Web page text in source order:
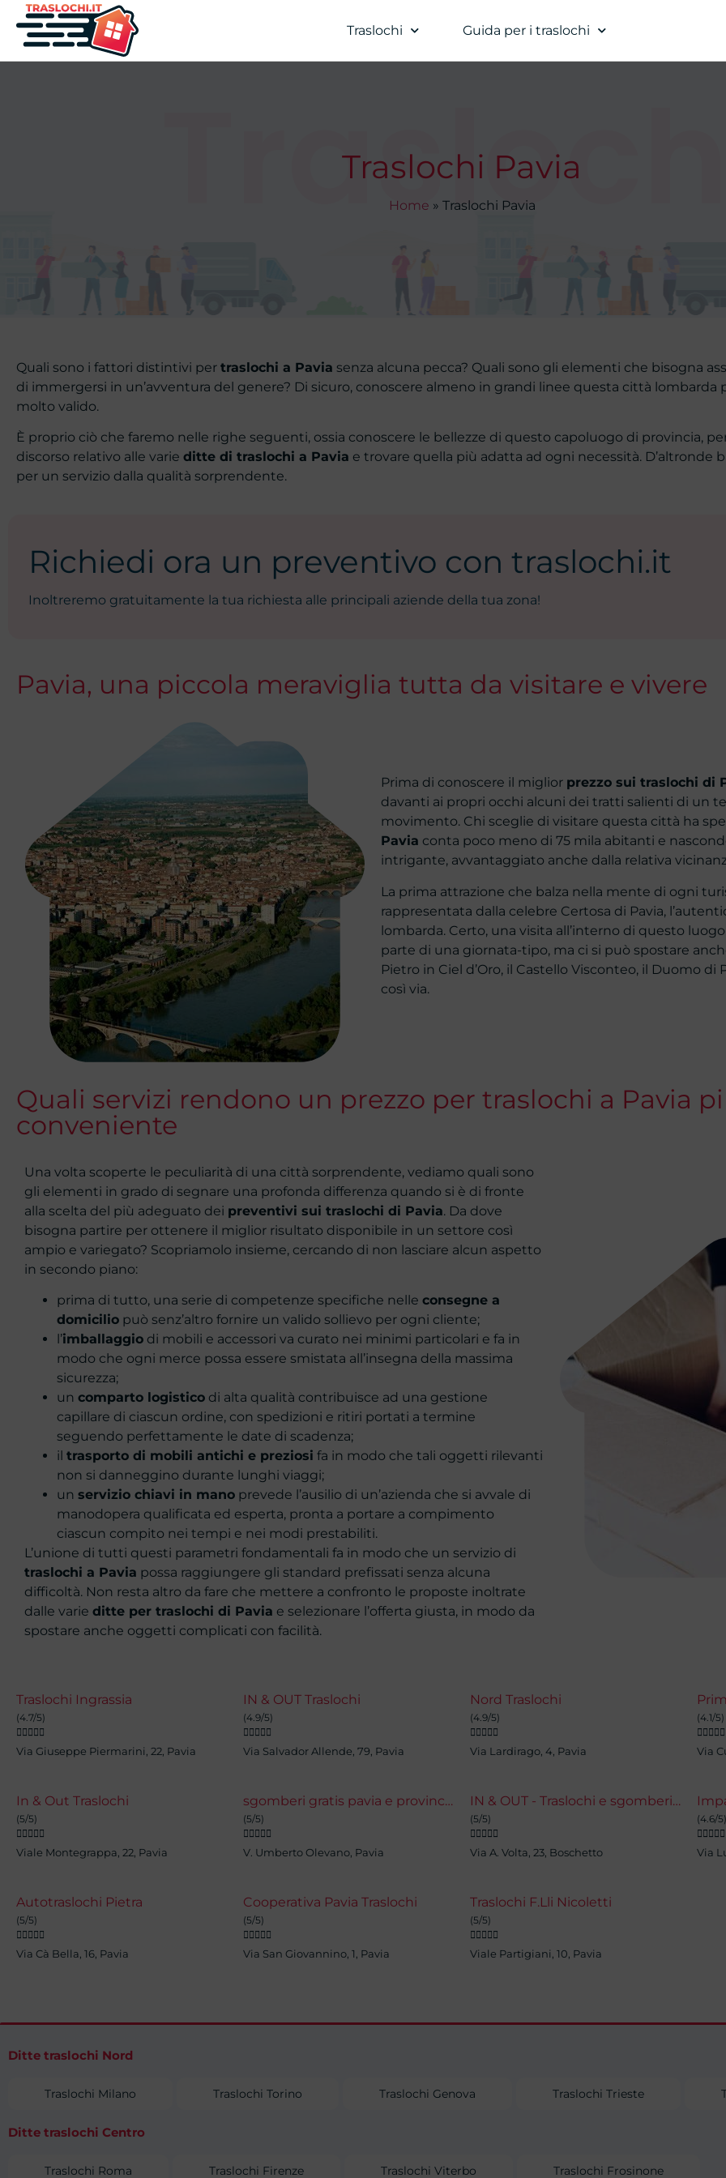
Traslochi Guida per i traslochi
Traslochi Pavia
Home » Traslochi Pavia
Quali sono i fattori distintivi per traslochi a Pavia senza alcuna pecca? Quali sono gli elementi che bisogna
di immergersi in un’avventura del genere? Di sicuro, conoscere almeno in grandi linee questa città
molto valido.
È proprio ciò che faremo nelle righe seguenti, ossia conoscere le bellezze di questo capoluogo di provincia,
discorso relativo alle varie ditte di traslochi a Pavia e trovare quella più adatta ad ogni necessità. D’altronde
per un servizio dalla qualità sorprendente.
Richiedi ora un preventivo con traslochi.it
Inoltreremo gratuitamente la tua richiesta alle principali aziende della tua zona!
Pavia, una piccola meraviglia tutta da visitare e vivere
Prima di conoscere il miglior prezzo sui traslochi di
davanti ai propri occhi alcuni dei tratti salienti di un
movimento. Chi sceglie di visitare questa città ha
Pavia conta poco meno di 75 mila abitanti e
intrigante, avvantaggiato anche dalla relativa
La prima attrazione che balza nella mente di ogni
rappresentata dalla celebre Certosa di Pavia,
lombarda. Certo, una visita all’interno di questo
parte di una giornata-tipo, ma ci si può spostare
Pietro in Ciel d’Oro, il Castello Visconteo, il Duomo di
così via.
Quali servizi rendono un prezzo per traslochi a Pavia
conveniente
Una volta scoperte le peculiarità di una città sorprendente, vediamo quali sono
gli elementi in grado di segnare una profonda differenza quando si è di fronte
alla scelta del più adeguato dei preventivi sui traslochi di Pavia. Da dove
bisogna partire per ottenere il miglior risultato disponibile in un settore così
ampio e variegato? Scopriamolo insieme, cercando di non lasciare alcun aspetto
in secondo piano:
prima di tutto, una serie di competenze specifiche nelle consegne a
domicilio può senz’altro fornire un valido sollievo per ogni cliente;
l’imballaggio di mobili e accessori va curato nei minimi particolari e fa in
modo che ogni merce possa essere smistata all’insegna della massima
sicurezza;
un comparto logistico di alta qualità contribuisce ad una gestione
capillare di ciascun ordine, con spedizioni e ritiri portati a termine
seguendo perfettamente le date di scadenza;
il trasporto di mobili antichi e preziosi fa in modo che tali oggetti rilevanti
non si danneggino durante lunghi viaggi;
un servizio chiavi in mano prevede l’ausilio di un’azienda che si avvale di
manodopera qualificata ed esperta, pronta a portare a compimento
ciascun compito nei tempi e nei modi prestabiliti.
L’unione di tutti questi parametri fondamentali fa in modo che un servizio di
traslochi a Pavia possa raggiungere gli standard prefissati senza alcuna
difficoltà. Non resta altro da fare che mettere a confronto le proposte inoltrate
dalle varie ditte per traslochi di Pavia e selezionare l’offerta giusta, in modo da
spostare anche oggetti complicati con facilità.
Traslochi Ingrassia
(4.7/5)

Via Giuseppe Piermarini, 22, Pavia
IN & OUT Traslochi
(4.9/5)

Via Salvador Allende, 79, Pavia
Nord Traslochi
(4.9/5)

Via Lardirago, 4, Pavia
(4.1/5)

Via
In & Out Traslochi
(5/5)

Viale Montegrappa, 22, Pavia
sgomberi gratis pavia e provincia
(5/5)

V. Umberto Olevano, Pavia
IN & OUT - Traslochi e sgomberi Pavia e Milano
(5/5)

Via A. Volta, 23, Boschetto
(4.6/5)

Via
Autotraslochi Pietra
(5/5)

Via Cà Bella, 16, Pavia
Cooperativa Pavia Traslochi
(5/5)

Via San Giovannino, 1, Pavia
Traslochi F.Lli Nicoletti
(5/5)

Viale Partigiani, 10, Pavia
Ditte traslochi Nord
Traslochi Milano Traslochi Torino Traslochi Genova Traslochi Trieste
Ditte traslochi Centro
Traslochi Roma Traslochi Firenze Traslochi Viterbo Traslochi Frosinone